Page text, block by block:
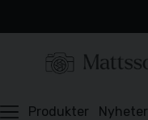
Produkter Nyheter